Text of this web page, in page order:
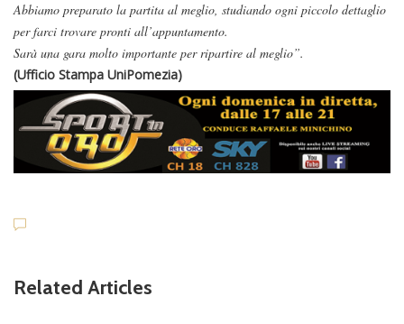
Abbiamo preparato la partita al meglio, studiando ogni piccolo dettaglio
per farci trovare pronti all’appuntamento.
Sarà una gara molto importante per ripartire al meglio”.
(Ufficio Stampa UniPomezia)
Related Articles